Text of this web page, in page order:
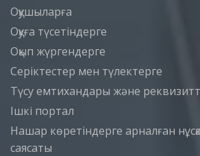
Оқушыларға
Оқуға түсетіндерге
Оқып жүргендерге
Серіктестер мен түлектерге
Түсу емтихандары және
Iшкi портал
Нашар көретіндерге арналған
саясаты